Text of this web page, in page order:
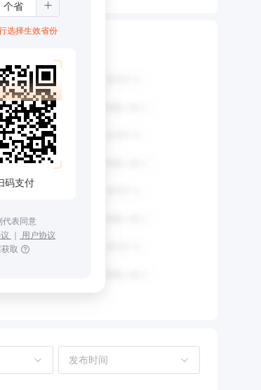
选择生效省份
码支付
代表同意
｜ 用户协议
取